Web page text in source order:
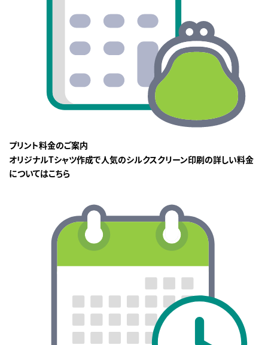
プリント料金のご案内
オリジナルTシャツ作成で人気のシルクスクリーン印刷の詳しい料金
についてはこちら